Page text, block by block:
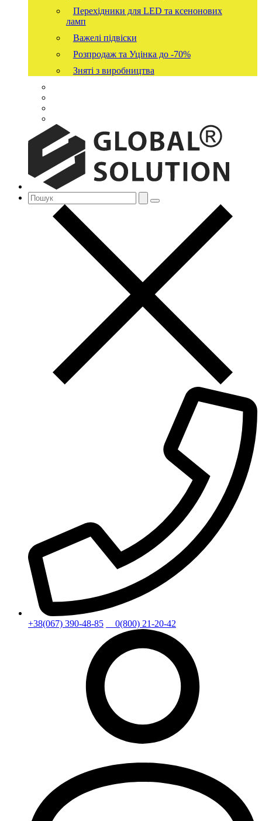
Перехідники для LED та ксенонових
ламп
Важелі підвіски
Розпродаж та Уцінка до -70%
Зняті з виробництва
+38(067) 390-48-85 0(800) 21-20-42